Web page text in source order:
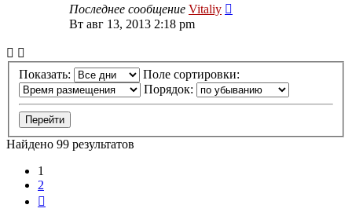
Последнее сообщение Vitaliy
Вт авг 13, 2013 2:18 pm
Показать:
Поле сортировки:
Порядок:
Найдено 99 результатов
1
2